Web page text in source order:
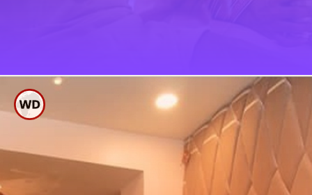
ಮನೆಗೂ ಕ್ರಿಸ್ಮಿ ನೆಟ್ಸ್ ಎಂದು